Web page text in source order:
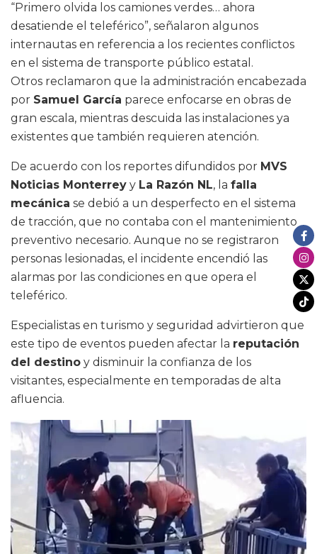
“Primero olvida los camiones verdes… ahora
desatiende el teleférico”, señalaron algunos
internautas en referencia a los recientes conflictos
en el sistema de transporte público estatal.
Otros reclamaron que la administración encabezada
por Samuel García parece enfocarse en obras de
gran escala, mientras descuida las instalaciones ya
existentes que también requieren atención.
De acuerdo con los reportes difundidos por MVS
Noticias Monterrey y La Razón NL, la falla
mecánica se debió a un desperfecto en el sistema
de tracción, que no contaba con el mantenimiento
preventivo necesario. Aunque no se registraron
personas lesionadas, el incidente encendió las
alarmas por las condiciones en que opera el
teleférico.
Especialistas en turismo y seguridad advirtieron que
este tipo de eventos pueden afectar la reputación
del destino y disminuir la confianza de los
visitantes, especialmente en temporadas de alta
afluencia.